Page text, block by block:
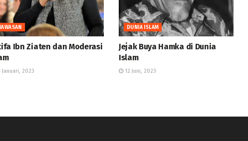
Ibn Ziaten dan Moderasi
Januari, 2023
DUNIA ISLAM
Jejak Buya Hamka di Dunia
Islam
12 Juni, 2023